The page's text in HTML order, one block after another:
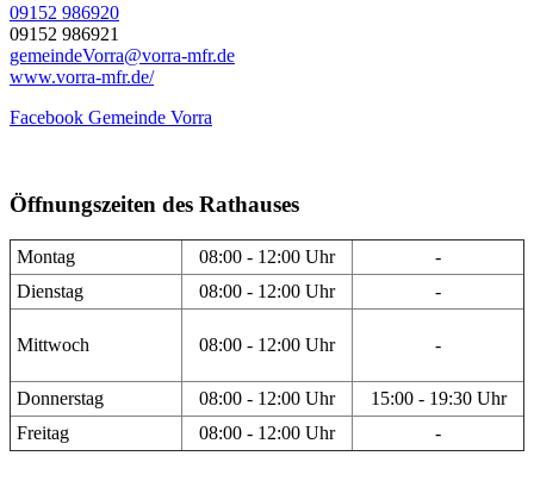
09152 986920
09152 986921
gemeindeVorra@vorra-mfr.de
www.vorra-mfr.de/
Facebook Gemeinde Vorra
Öffnungszeiten des Rathauses
Montag 08:00 - 12:00 Uhr
-
Dienstag
08:00 - 12:00 Uhr -
Mittwoch 08:00 - 12:00 Uhr -
Donnerstag 08:00 - 12:00 Uhr
15:00 - 19:30 Uhr
Freitag
08:00 - 12:00 Uhr -